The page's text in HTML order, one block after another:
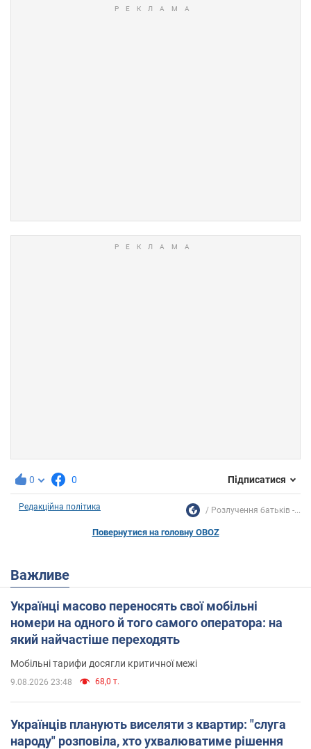
0 0 Підписатися
Редакційна політика Розлучення батьків -...
Повернутися на головну OBOZ
Важливе
Українці масово переносять свої мобільні
номери на одного й того самого оператора: на
який найчастіше переходять
Мобільні тарифи досягли критичної межі
9.08.2026 23:48 68,0 т.
Українців планують виселяти з квартир: "слуга
народу" розповіла, хто ухвалюватиме рішення